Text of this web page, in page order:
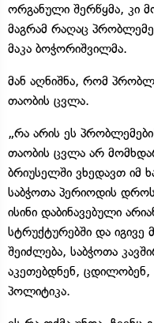
ორგანული შერწყმა, კი
მაგრამ რაღაც
მაკა ბოჭორიშვილმა.
მან აღნიშნა, რომ
თაობის ცვლა.
„რა არის ეს
თაობის ცვლა არ
ბრიუსელში ვხედავთ იმ
საბჭოთა პერიოდის
ისინი დაბინავებული
სტრუქტურებში და
შეიძლება, საბჭოთა
აკეთებდნენ,
პოლიტიკა.